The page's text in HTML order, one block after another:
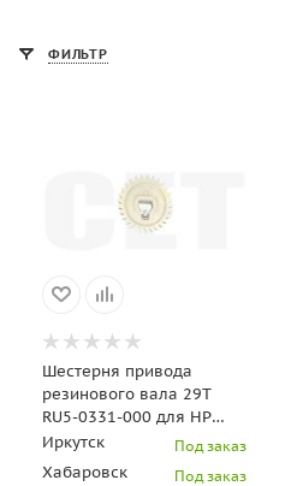
ФИЛЬТР
Шестерня привода
резинового вала 29T
RU5-0331-000 для HP
LaserJet 1160/1320/2420
(CET), DGP0617
Иркутск Под заказ
Хабаровск Под заказ